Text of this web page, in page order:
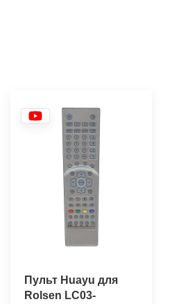
Пульт Huayu для
Rolsen LC03-